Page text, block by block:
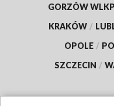
GORZÓW
KRAKÓW /
OPOLE /
SZCZECIN /